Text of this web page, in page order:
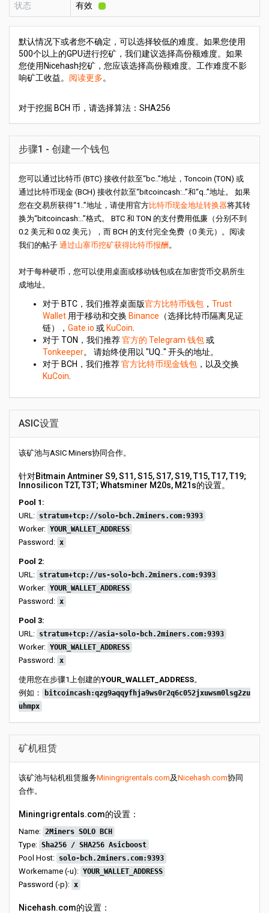
状态 有效
默认情况下或者您不确定，可以选择较低的难度。如果您使用
500个以上的GPU进行挖矿，我们建议选择高份额难度。如果
您使用Nicehash挖矿，您应该选择高份额难度。工作难度不影
响矿工收益。 阅读更多。
对于挖掘 BCH 币，请选择算法：SHA256
步骤1 - 创建一个钱包
您可以通过比特币 (BTC) 接收付款至“bc..”地址，Toncoin (TON) 或
通过比特币现金 (BCH) 接收付款至“bitcoincash:..”和“q..”地址。 如果
您在交易所获得“1..”地址，请使用官方比特币现金地址转换器将其转
换为“bitcoincash:..”格式。 BTC 和 TON 的支付费用低廉（分别不到
0.2 美元和 0.02 美元），而 BCH 的支付完全免费（0 美元）。阅读
我们的帖子 通过山寨币挖矿获得比特币报酬。
对于每种硬币，您可以使用桌面或移动钱包或在加密货币交易所生
成地址。
对于 BTC，我们推荐桌面版官方比特币钱包 ， Trust
Wallet 用于移动和交换 Binance （选择比特币隔离见证
链）， Gate.io 或 KuCoin
对于 TON，我们推荐官方的 Telegram 钱包或
Tonkeeper。 请始终使用以 "UQ.." 开头的地址。
对于 BCH，我们推荐官方比特币现金钱包 ，以及交换
KuCoin
ASIC设置
该矿池与ASIC Miners协同合作。
针对Bitmain Antminer S9, S11, S15, S17, S19, T15, T17, T19;
Innosilicon T2T, T3T; Whatsminer M20s, M21s的设置。
Pool 1:
URL: stratum+tcp://solo-bch.2miners.com:9393
Worker: YOUR_WALLET_ADDRESS
Password: x
Pool 2:
URL: stratum+tcp://us-solo-bch.2miners.com:9393
Worker: YOUR_WALLET_ADDRESS
Password: x
Pool 3:
URL: stratum+tcp://asia-solo-bch.2miners.com:9393
Worker: YOUR_WALLET_ADDRESS
Password: x
使用您在步骤1上创建的YOUR_WALLET_ADDRESS。
例如：
bitcoincash:qzg9aqqyfhja9ws0r2q6c052jxuwsm0lsg2zu
uhmpx
矿机租赁
该矿池与钻机租赁服务Miningrigrentals.com及Nicehash.com协同
合作。
Miningrigrentals.com的设置：
Name: 2Miners SOLO BCH
Type: Sha256 / SHA256 Asicboost
Pool Host: solo-bch.2miners.com:9393
Workername (-u): YOUR_WALLET_ADDRESS
Password (-p): x
Nicehash.com的设置：